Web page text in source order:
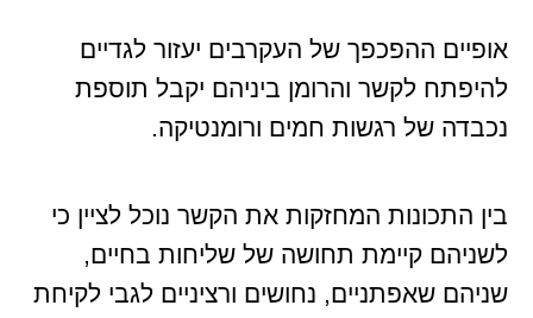
אופיים ההפכפך של העקרבים יעזור לגדיים
להיפתח לקשר והרומן ביניהם יקבל תוספת
נכבדה של רגשות חמים ורומנטיקה.
בין התכונות המחזקות את הקשר נוכל לציין כי
לשניהם קיימת תחושה של שליחות בחיים,
שניהם שאפתניים, נחושים ורציניים לגבי לקיחת